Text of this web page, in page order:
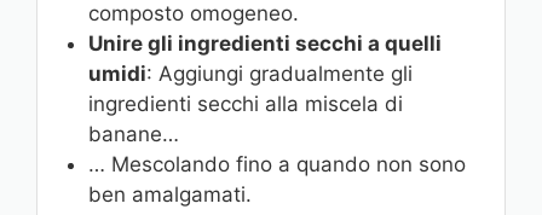
composto omogeneo.
Unire gli ingredienti secchi a quelli
umidi: Aggiungi gradualmente gli
ingredienti secchi alla miscela di
banane…
… Mescolando fino a quando non sono
ben amalgamati.